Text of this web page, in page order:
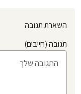
השארת תגובה
תגובה (חייבים)